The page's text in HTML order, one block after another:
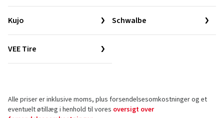
Kujo Schwalbe
VEE Tire
Alle priser er inklusive moms, plus forsendelsesomkostninger og et
eventuelt øtillæg i henhold til vores oversigt over